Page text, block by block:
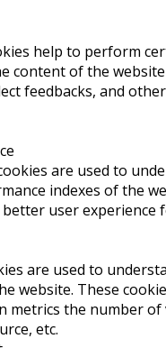
help to perform
content of the
feedbacks, and
are used to
indexes of the
user experience
are used to
website. These
metrics the number of
etc.